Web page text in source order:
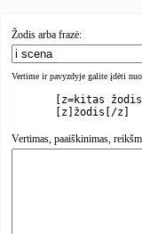
Žodis arba frazė:
Vertime ir pavyzdyje galite įdėti
Vertimas, paaiškinimas,